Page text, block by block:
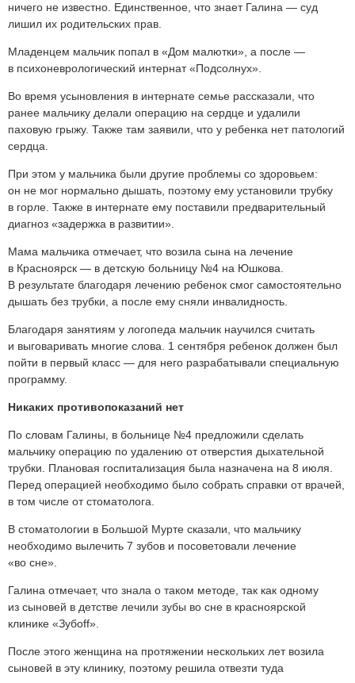
ничего не известно. Единственное, что знает Галина — суд
лишил их родительских прав.
Младенцем мальчик попал в «Дом малютки», а после —
в психоневрологический интернат «Подсолнух».
Во время усыновления в интернате семье рассказали, что
ранее мальчику делали операцию на сердце и удалили
паховую грыжу. Также там заявили, что у ребенка нет патологий
сердца.
При этом у мальчика были другие проблемы со здоровьем:
он не мог нормально дышать, поэтому ему установили трубку
в горле. Также в интернате ему поставили предварительный
диагноз «задержка в развитии».
Мама мальчика отмечает, что возила сына на лечение
в Красноярск — в детскую больницу №4 на Юшкова.
В результате благодаря лечению ребенок смог самостоятельно
дышать без трубки, а после ему сняли инвалидность.
Благодаря занятиям у логопеда мальчик научился считать
и выговаривать многие слова. 1 сентября ребенок должен был
пойти в первый класс — для него разрабатывали специальную
программу.
Никаких противопоказаний нет
По словам Галины, в больнице №4 предложили сделать
мальчику операцию по удалению от отверстия дыхательной
трубки. Плановая госпитализация была назначена на 8 июля.
Перед операцией необходимо было собрать справки от врачей,
в том числе от стоматолога.
В стоматологии в Большой Мурте сказали, что мальчику
необходимо вылечить 7 зубов и посоветовали лечение
«во сне».
Галина отмечает, что знала о таком методе, так как одному
из сыновей в детстве лечили зубы во сне в красноярской
клинике «Зубоff».
После этого женщина на протяжении нескольких лет возила
сыновей в эту клинику, поэтому решила отвезти туда